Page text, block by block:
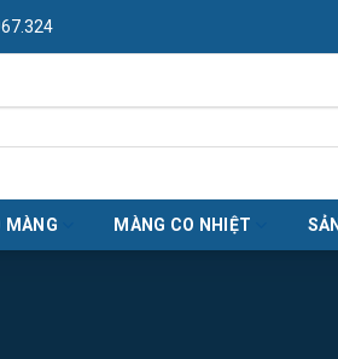
MÀNG MÀNG CO NHIỆT